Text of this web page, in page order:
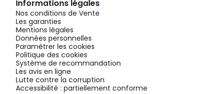
Informations légales
Nos conditions de Vente
Les garanties
Mentions légales
Données personnelles
Paramétrer les cookies
Politique des cookies
Système de recommandation
Les avis en ligne
Lutte contre la corruption
Accessibilité : partiellement conforme